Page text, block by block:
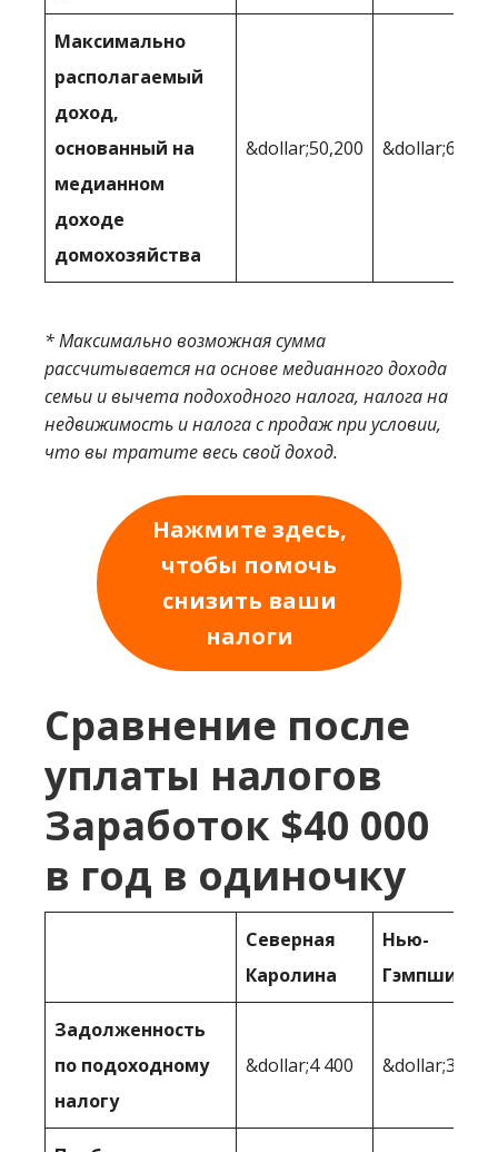
Максимально
располагаемый
доход,
основанный на
медианном
доходе
домохозяйства
&dollar;50,200
* Максимально возможная сумма
рассчитывается на основе медианного дохода
семьи и вычета подоходного налога, налога на
недвижимость и налога с продаж при условии,
что вы тратите весь свой доход.
Нажмите здесь,
чтобы помочь
снизить ваши
налоги
Сравнение после
уплаты налогов
Заработок $40 000
в год в одиночку
Северная
Каролина
Нью-
Гэмпшир
Задолженность
по подоходному
налогу
&dollar;4 400 &dollar;3,040